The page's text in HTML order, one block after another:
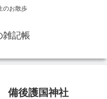
のお散歩
雑記帳
後護国神社